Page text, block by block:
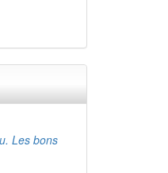
Les bons